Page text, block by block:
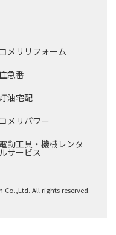
コメリリフォーム
急番
油宅配
コメリパワー
電動工具・機械レンタ
ルサービス
All rights reserved.